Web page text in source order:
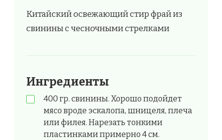
Китайский освежающий стир фрай из
свинины с чесночными стрелками
Ингредиенты
400 гр. свинины. Хорошо подойдет
мясо вроде эскалопа, шницеля, плеча
или филея. Нарезать тонкими
пластинками примерно 4 см.